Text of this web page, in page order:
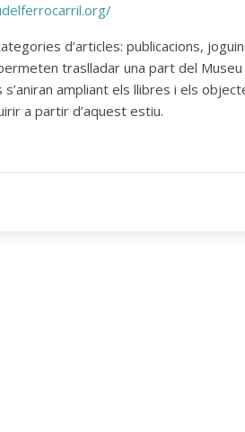
d’articles: publicacions,
traslladar una part del
ampliant els llibres i els
a partir d’aquest estiu.